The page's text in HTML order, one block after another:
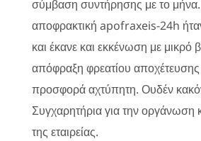
σύμβαση συντήρησης με το μήνα.
αποφρακτική apofraxeis-24h
και έκανε και εκκένωση με μικρό
απόφραξη φρεατίου
προσφορά αχτύπητη. Ουδέν
Συγχαρητήρια για την οργάνωση
της εταιρείας.